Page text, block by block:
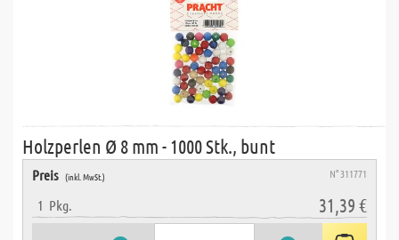
Holzperlen Ø 8 mm - 1000 Stk., bunt
Preis (inkl. MwSt.) N° 311771
1 Pkg. 31,39 €